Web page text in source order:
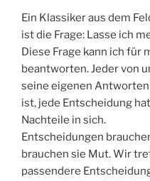
Ein Klassiker aus dem
ist die Frage: Lasse ich
Diese Frage kann ich für
beantworten. Jeder von
seine eigenen Antworten
ist, jede Entscheidung
Nachteile in sich.
Entscheidungen
brauchen sie Mut. Wir
passendere